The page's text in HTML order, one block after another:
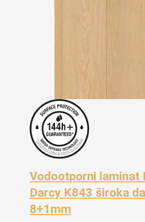
Vodootporni laminat
Darcy K843 široka
8+1mm